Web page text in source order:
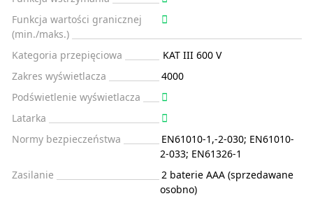
Funkcja wartości granicznej
(min./maks.)
Kategoria przepięciowa
KAT III 600 V
Zakres wyświetlacza
4000
Podświetlenie wyświetlacza
Latarka
Normy bezpieczeństwa
EN61010-1,-2-030; EN61010-
2-033; EN61326-1
Zasilanie
2 baterie AAA (sprzedawane
osobno)